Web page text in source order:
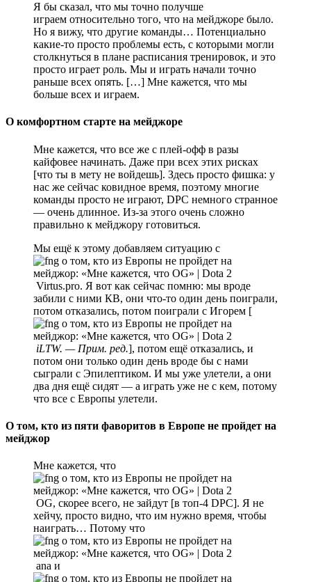
Я бы сказал, что мы точно получше
играем относительно того, что на мейджоре было.
Но я вижу, что другие команды… Потенциально
какие-то просто проблемы есть, с которыми могли
столкнуться в плане расписания тренировок, и это
просто играет роль. Мы и играть начали точно
раньше всех опять. […] Мне кажется, что мы
больше всех и играем.
О комфортном старте на мейджоре
Мне кажется, что все же с плей-офф в разы
кайфовее начинать. Даже при всех этих рисках
[что ты в мету не войдешь]. Здесь просто фишка: у
нас же сейчас ковидное время, поэтому многие
команды просто не играют, DPC немного странное
— очень длинное. Из-за этого очень сложно
правильно к мейджору готовиться.
Мы ещё к этому добавляем ситуацию с
Virtus.pro. Я вот как сейчас помню: мы вроде
забили с ними КВ, они что-то один день поиграли,
потом отказались, потом поиграли с Игорем [
iLTW. — Прим. ред.], потом ещё отказались, и
потом они только один день вроде бы с нами
сыграли с Эпилептиком. И мы уже улетели, а они
два дня ещё сидят — а играть уже не с кем, потому
что все с Европы улетели.
О том, кто из пяти фаворитов в Европе не пройдет на
мейджор
Мне кажется, что
OG, скорее всего, не зайдут [в топ-4 DPC]. Я не
хейчу, просто видно, что им нужно время, чтобы
наиграть… Потому что
ana и